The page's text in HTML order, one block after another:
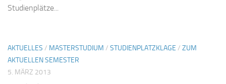
Studienplätze...
AKTUELLES / MASTERSTUDIUM / STUDIENPLATZKLAGE / ZUM
AKTUELLEN SEMESTER
5. MÄRZ 2013